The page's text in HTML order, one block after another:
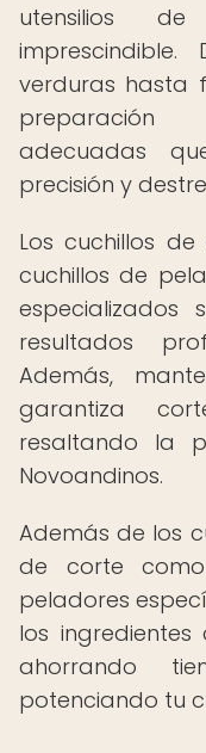
utensilios
verduras hasta
preparación
adecuadas
precisión y
Los cuchillos
cuchillos de
especializados
resultados
Además,
garantiza
resaltando la
Novoandinos.
Además de los
de corte
peladores
los
ahorrando
potenciando tu